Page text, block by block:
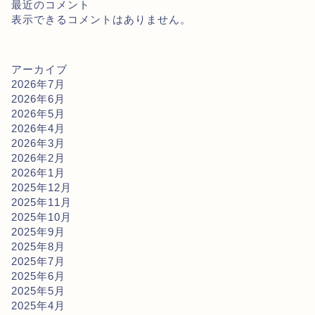
最近のコメント
表示できるコメントはありません。
アーカイブ
2026年7月
2026年6月
2026年5月
2026年4月
2026年3月
2026年2月
2026年1月
2025年12月
2025年11月
2025年10月
2025年9月
2025年8月
2025年7月
2025年6月
2025年5月
2025年4月